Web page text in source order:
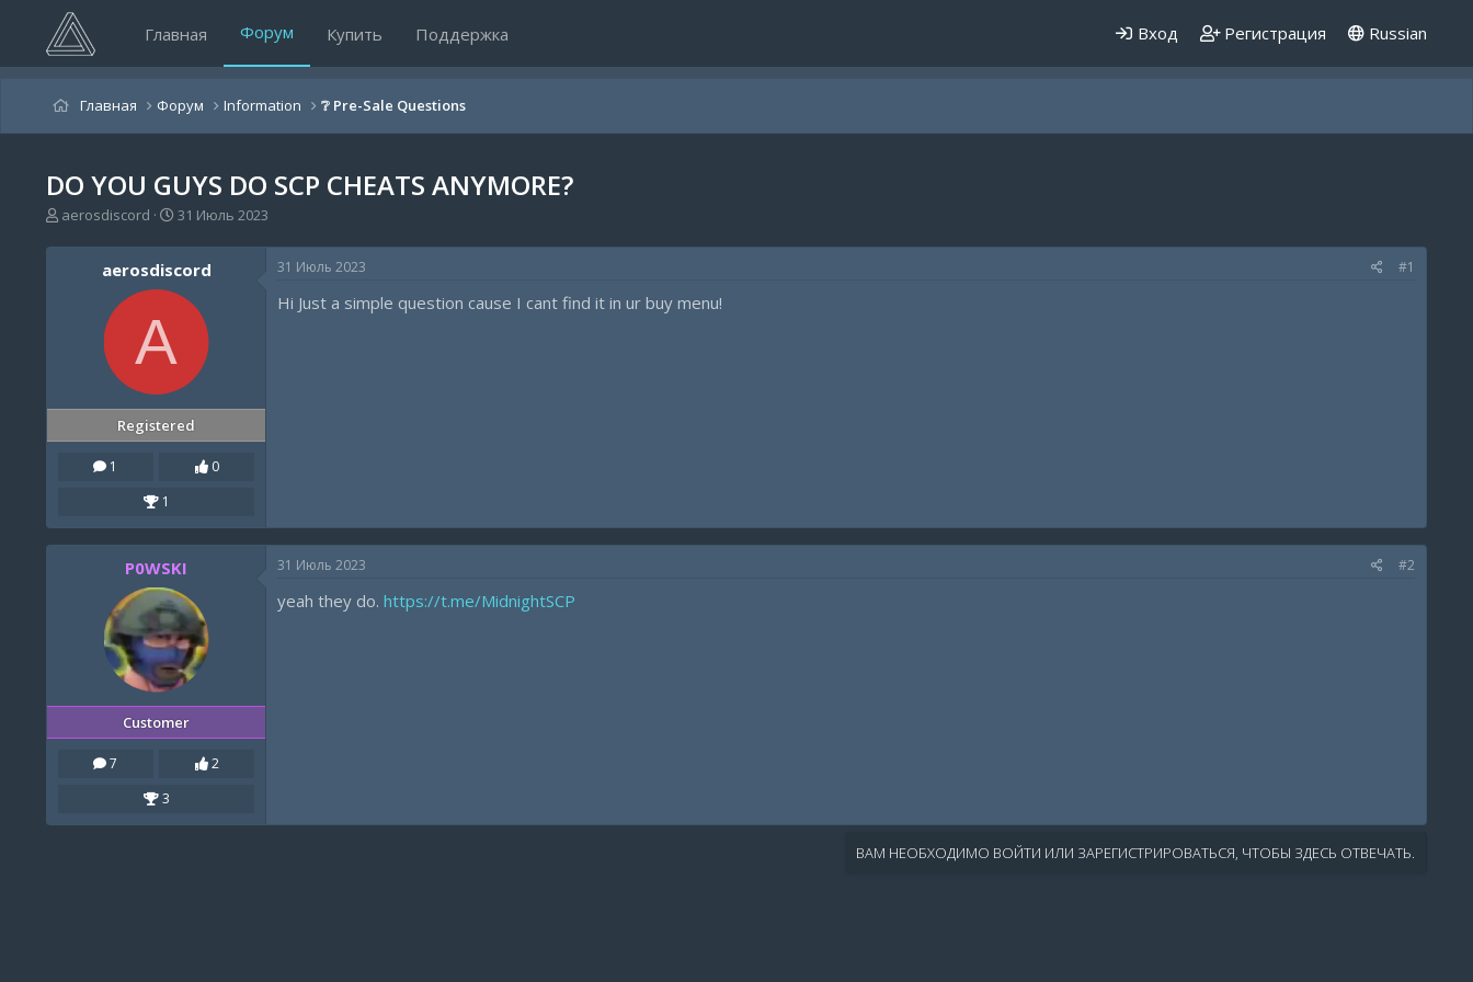
Главная Форум Купить Поддержка Вход Регистрация Russian
Главная Форум Information ❔ Pre-Sale Questions
DO YOU GUYS DO SCP CHEATS ANYMORE?
А
т
aerosdiscord
Д
т
а
н
а
31 Июль 2023
aerosdiscord
A
Registered
1
0
1
31 Июль 2023 #1
Hi Just a simple question cause I cant find it in ur buy menu!
P0WSKI
Customer
7
2
3
31 Июль 2023 #2
yeah they do. https://t.me/MidnightSCP
ВАМ НЕОБХОДИМО ВОЙТИ ИЛИ ЗАРЕГИСТРИРОВАТЬСЯ, ЧТОБЫ ЗДЕСЬ ОТВЕЧАТЬ.